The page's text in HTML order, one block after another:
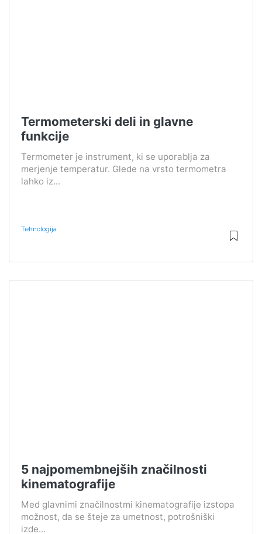
Termometerski deli in glavne
funkcije
Termometer je instrument, ki se uporablja za
merjenje temperatur. Glede na vrsto termometra
lahko iz...
Tehnologija
5 najpomembnejših značilnosti
kinematografije
Med glavnimi značilnostmi kinematografije izstopa
možnost, da se šteje za umetnost, potrošniški
izde...